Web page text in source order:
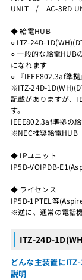
UNIT / AC-3RD
◆ 給電HUB
○ ITZ-24D-
○ 一般的な給電HUB
になれます
○ 『IEEE802.3af準
※ITZ-24D-
記載がありますが、
す。
IEEE802.3af準拠の
※NEC推奨給電
◆ IPユニット
IP5D-VOIPDB-
◆ ライセンス
IP5D-1PTEL等
※逆に、通常の電話
ITZ-24D-
どんな主装置に
説明